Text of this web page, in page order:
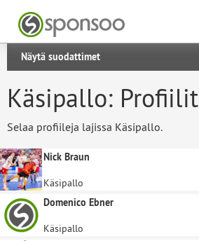
Näytä suodattimet
Käsipallo: Profiilit
Selaa profiileja lajissa Käsipallo.
Nick Braun
Käsipallo
Domenico Ebner
Käsipallo